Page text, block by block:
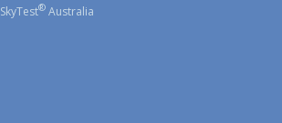
SkyTest®Australia